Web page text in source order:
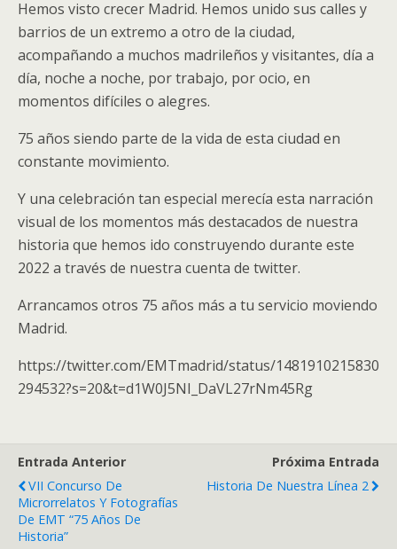
Hemos visto crecer Madrid. Hemos unido sus calles y
barrios de un extremo a otro de la ciudad,
acompañando a muchos madrileños y visitantes, día a
día, noche a noche, por trabajo, por ocio, en
momentos difíciles o alegres.
75 años siendo parte de la vida de esta ciudad en
constante movimiento.
Y una celebración tan especial merecía esta narración
visual de los momentos más destacados de nuestra
historia que hemos ido construyendo durante este
2022 a través de nuestra cuenta de twitter.
Arrancamos otros 75 años más a tu servicio moviendo
Madrid.
https://twitter.com/EMTmadrid/status/1481910215830
294532?s=20&t=d1W0J5NI_DaVL27rNm45Rg
Entrada Anterior
VII Concurso De
Microrrelatos Y Fotografías
De EMT “75 Años De
Historia”
Próxima Entrada
Historia De Nuestra Línea 2